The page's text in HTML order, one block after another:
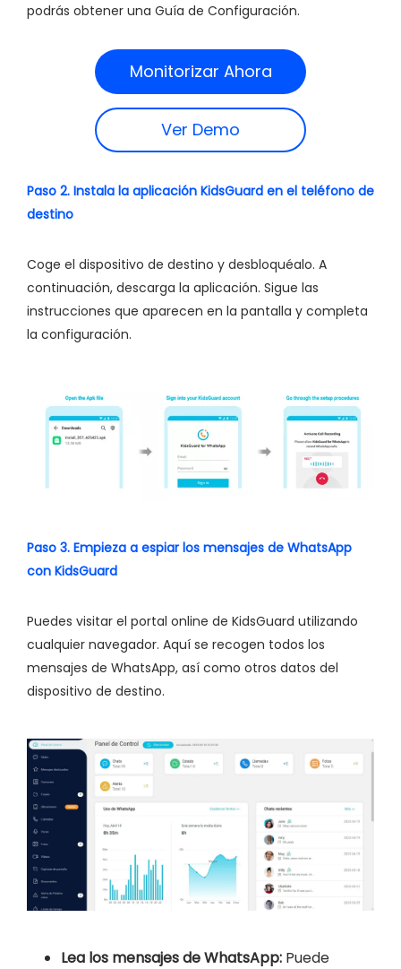
podrás obtener una Guía de Configuración.
Monitorizar Ahora
Ver Demo
Paso 2. Instala la aplicación KidsGuard en el teléfono de
destino
Coge el dispositivo de destino y desbloquéalo. A
continuación, descarga la aplicación. Sigue las
instrucciones que aparecen en la pantalla y completa
la configuración.
Paso 3. Empieza a espiar los mensajes de WhatsApp
con KidsGuard
Puedes visitar el portal online de KidsGuard utilizando
cualquier navegador. Aquí se recogen todos los
mensajes de WhatsApp, así como otros datos del
dispositivo de destino.
Lea los mensajes de WhatsApp: Puede